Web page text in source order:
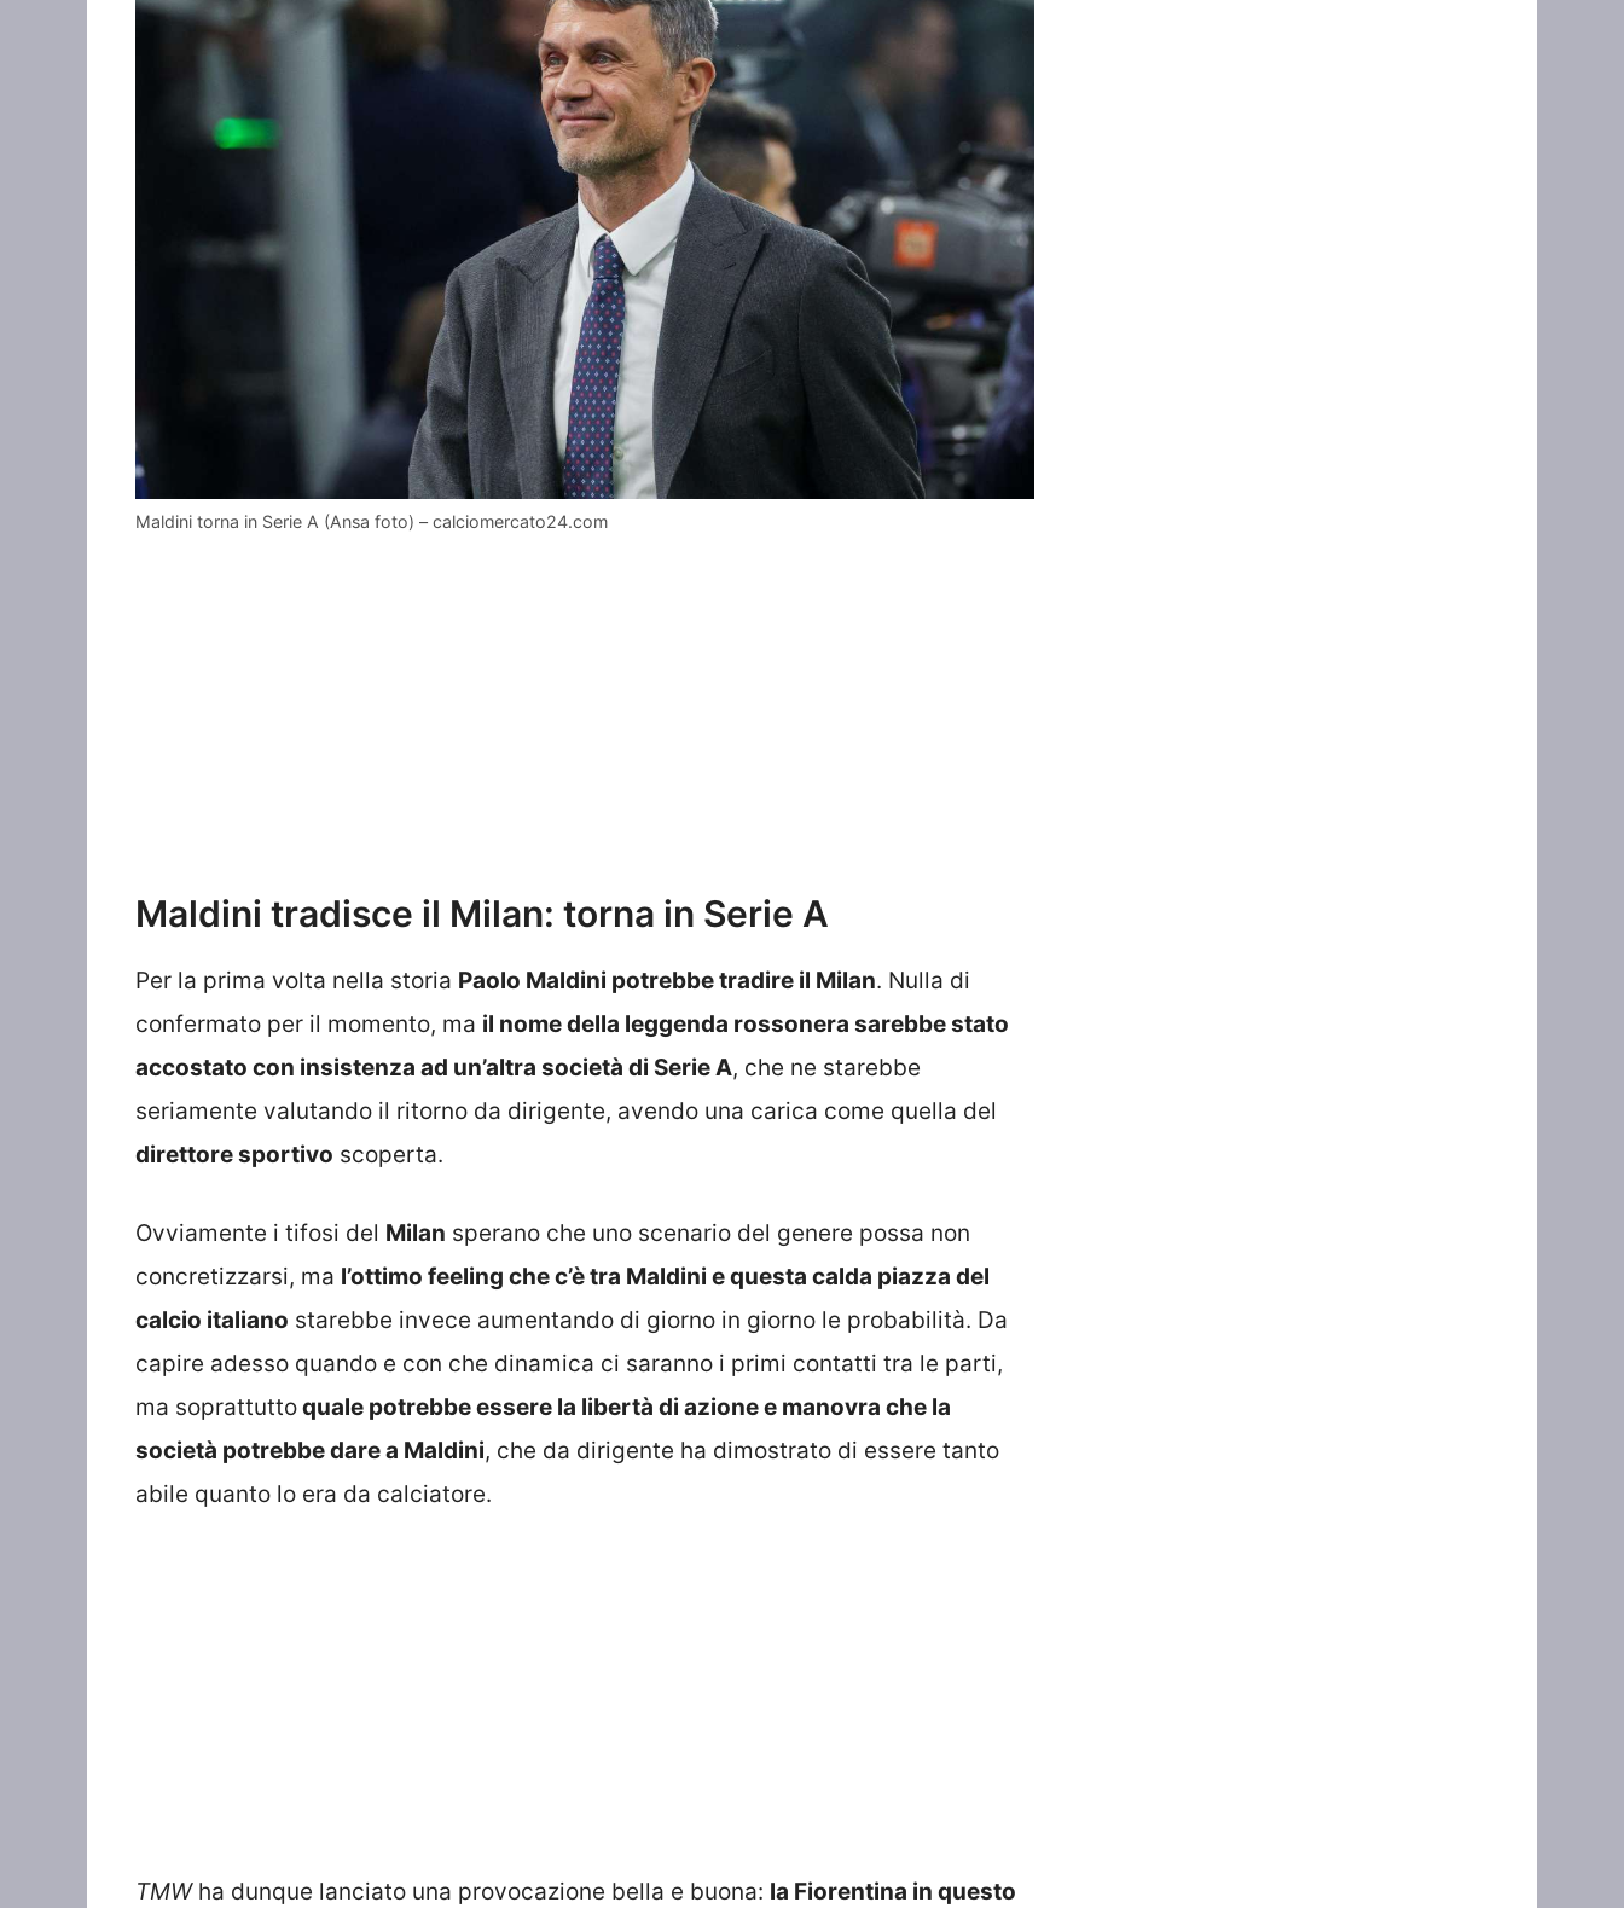
Maldini torna in Serie A (Ansa foto) – calciomercato24.com
Maldini tradisce il Milan: torna in Serie A
Per la prima volta nella storia Paolo Maldini potrebbe tradire il Milan. Nulla di
confermato per il momento, ma il nome della leggenda rossonera sarebbe stato
accostato con insistenza ad un’altra società di Serie A, che ne starebbe
seriamente valutando il ritorno da dirigente, avendo una carica come quella del
direttore sportivo scoperta.
Ovviamente i tifosi del Milan sperano che uno scenario del genere possa non
concretizzarsi, ma l’ottimo feeling che c’è tra Maldini e questa calda piazza del
calcio italiano starebbe invece aumentando di giorno in giorno le probabilità. Da
capire adesso quando e con che dinamica ci saranno i primi contatti tra le parti,
ma soprattuttoquale potrebbe essere la libertà di azione e manovra che la
società potrebbe dare a Maldini, che da dirigente ha dimostrato di essere tanto
abile quanto lo era da calciatore.
TMWha dunque lanciato una provocazione bella e buona: la Fiorentina in questo